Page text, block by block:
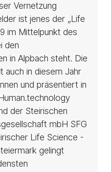
Vernetzung
ist jenes der „Life
im Mittelpunkt des
den
in Alpbach steht. Die
auch in diesem Jahr
und präsentiert in
der Steirischen
mbH SFG
Life Science -
gelingt